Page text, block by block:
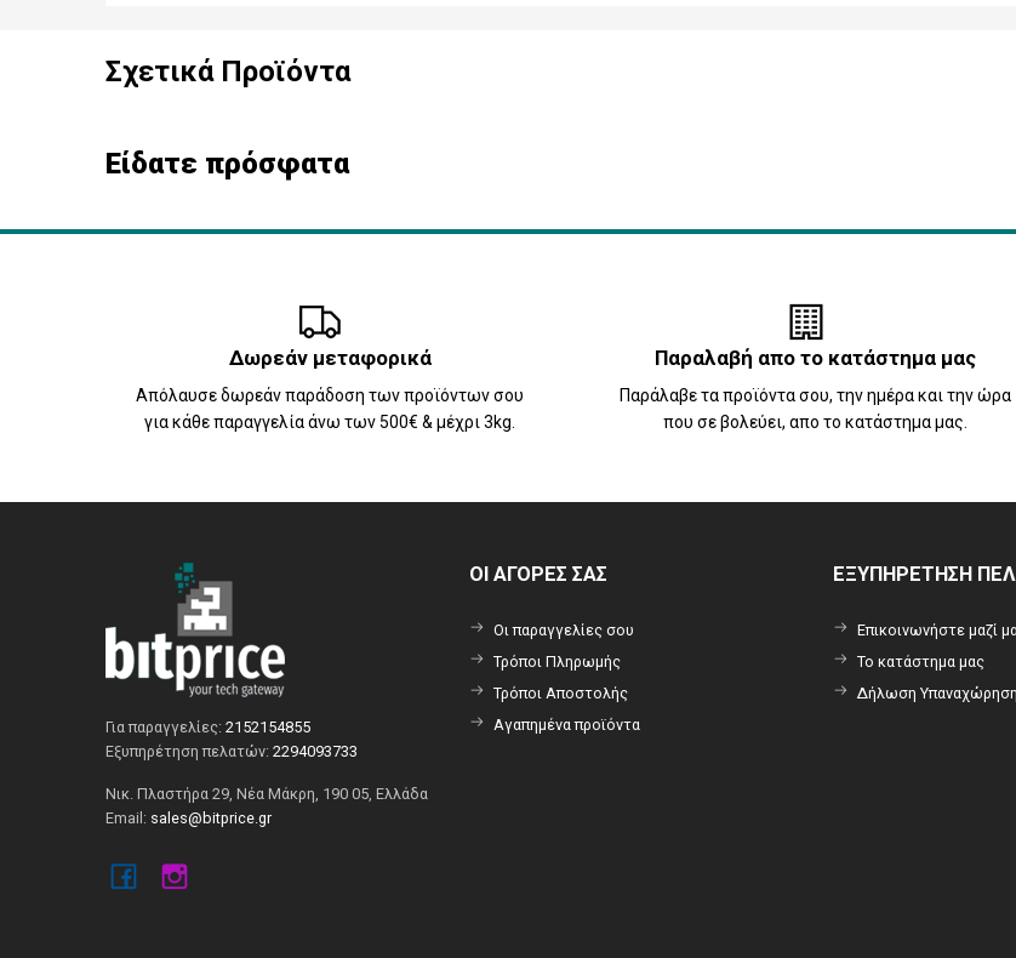
Σχετικά Προϊόντα
Είδατε πρόσφατα
Δωρεάν μεταφορικά
Απόλαυσε δωρεάν παράδοση των προϊόντων σου
για κάθε παραγγελία άνω των 500€ & μέχρι 3kg.
Παραλαβή απο το κατάστημα μας
Παράλαβε τα προϊόντα σου, την ημέρα και την ώρα
που σε βολεύει, απο το κατάστημα μας.
Για παραγγελίες: 2152154855
Εξυπηρέτηση πελατών: 2294093733
Νικ. Πλαστήρα 29, Νέα Μάκρη, 190 05, Ελλάδα
Email: sales@bitprice.gr
ΟΙ ΑΓΟΡΕΣ ΣΑΣ
Οι παραγγελίες σου
Τρόποι Πληρωμής
Τρόποι Αποστολής
Αγαπημένα προϊόντα
ΕΞΥΠΗΡΕΤΗΣΗ
Επικοινωνήστε μαζί
Το κατάστημα μας
Δήλωση